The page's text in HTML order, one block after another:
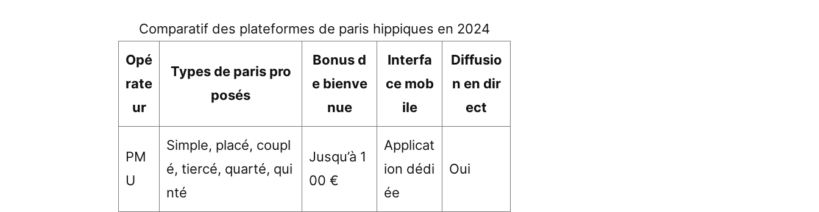
Comparatif des plateformes de paris hippiques en 2024
Opé
rate
ur
Types de paris pro
posés
Bonus d
e bienve
nue
Interfa
ce mob
ile
Diffusio
n en dir
ect
PM
U
Simple, placé, coupl
é, tiercé, quarté, qui
nté
Jusqu’à 1
00 €
Applicat
ion dédi
ée
Oui